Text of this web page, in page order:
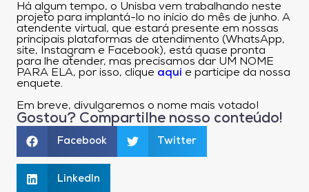
Há algum tempo, o Unisba vem trabalhando neste
projeto para implantá-lo no início do mês de junho. A
atendente virtual, que estará presente em nossas
principais plataformas de atendimento (WhatsApp,
site, Instagram e Facebook), está quase pronta
para lhe atender, mas precisamos dar UM NOME
PARA ELA, por isso, clique aqui e participe da nossa
enquete.
Em breve, divulgaremos o nome mais votado!
Gostou? Compartilhe nosso conteúdo!
Facebook Twitter
LinkedIn